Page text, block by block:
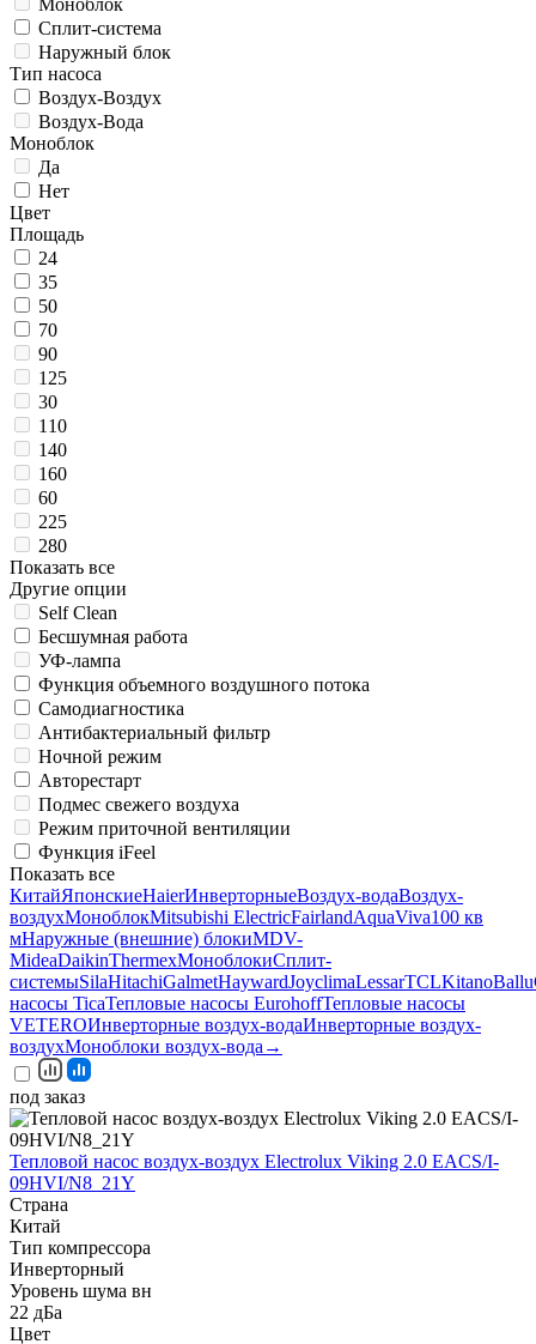
Сплит-система
Наружный блок
Тип насоса
Воздух-Воздух
Воздух-Вода
Моноблок
Да
Нет
Цвет
Площадь
24
35
50
70
90
125
30
110
140
160
60
225
280
Показать все
Другие опции
Self Clean
Беcшумная работа
УФ-лампа
Функция объемного воздушного потока
Самодиагностика
Антибактериальный фильтр
Ночной режим
Авторестарт
Подмес свежего воздуха
Режим приточной вентиляции
Функция iFeel
Показать все
КитайЯпонскиеHaierИнверторныеВоздух-водаВоздух-
воздухМоноблокMitsubishi ElectricFairlandAquaViva100 кв
мНаружные (внешние) блокиMDV-
MideaDaikinThermexМоноблокиСплит-
системыSilaHitachiGalmetHaywardJoyclimaLessarTCLKitanoBallu
насосы TicaТепловые насосы EurohoffТепловые насосы
VETEROИнверторные воздух-водаИнверторные воздух-
воздухМоноблоки воздух-вода →
под заказ
Тепловой насос воздух-воздух Electrolux Viking 2.0 EACS/I-
09HVI/N8_21Y
Страна
Китай
Тип компрессора
Инверторный
Уровень шума вн
22 дБа
Цвет